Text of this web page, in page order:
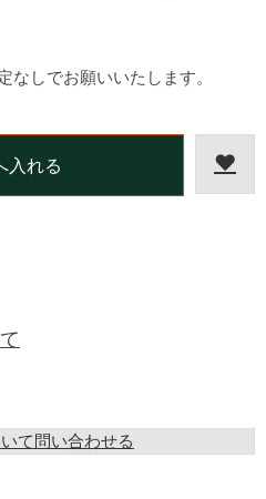
て問い合わせる
しでお願いいたします。